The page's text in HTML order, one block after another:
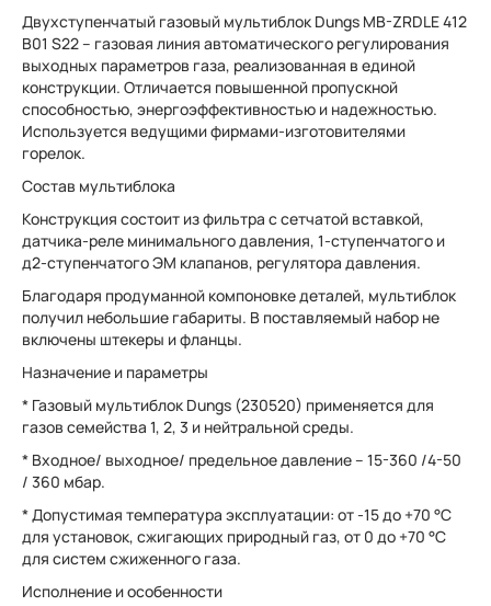
Двухступенчатый газовый мультиблок Dungs MB-ZRDLE 412
B01 S22 – газовая линия автоматического регулирования
выходных параметров газа, реализованная в единой
конструкции. Отличается повышенной пропускной
способностью, энергоэффективностью и надежностью.
Используется ведущими фирмами-изготовителями
горелок.
Состав мультиблока
Конструкция состоит из фильтра с сетчатой вставкой,
датчика-реле минимального давления, 1-ступенчатого и
д2-ступенчатого ЭМ клапанов, регулятора давления.
Благодаря продуманной компоновке деталей, мультиблок
получил небольшие габариты. В поставляемый набор не
включены штекеры и фланцы.
Назначение и параметры
* Газовый мультиблок Dungs (230520) применяется для
газов семейства 1, 2, 3 и нейтральной среды.
* Входное/ выходное/ предельное давление – 15-360 /4-50
/ 360 мбар.
* Допустимая температура эксплуатации: от -15 до +70 °C
для установок, сжигающих природный газ, от 0 до +70 °C
для систем сжиженного газа.
Исполнение и особенности